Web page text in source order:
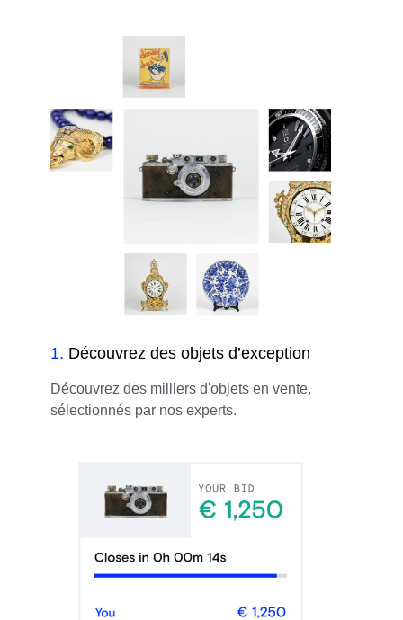
1. Découvrez des objets d’exception
Découvrez des milliers d'objets en vente,
sélectionnés par nos experts.